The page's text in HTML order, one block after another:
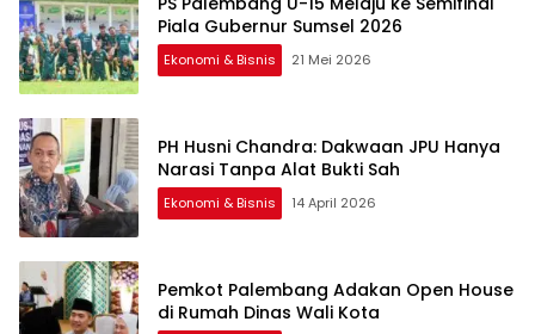
Piala Gubernur Sumsel 2026
Ekonomi & Bisnis 21 Mei 2026
PH Husni Chandra: Dakwaan JPU Hanya
Narasi Tanpa Alat Bukti Sah
Ekonomi & Bisnis 14 April 2026
Pemkot Palembang Adakan Open House
di Rumah Dinas Wali Kota